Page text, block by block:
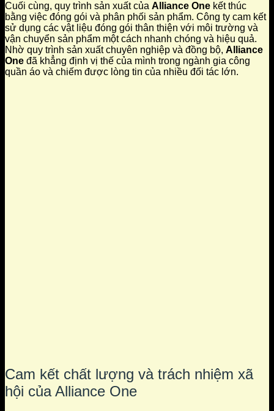
Cuối cùng, quy trình sản xuất của Alliance One kết thúc
bằng việc đóng gói và phân phối sản phẩm. Công ty cam kết
sử dụng các vật liệu đóng gói thân thiện với môi trường và
vận chuyển sản phẩm một cách nhanh chóng và hiệu quả.
Nhờ quy trình sản xuất chuyên nghiệp và đồng bộ, Alliance
One đã khẳng định vị thế của mình trong ngành gia công
quần áo và chiếm được lòng tin của nhiều đối tác lớn.
Cam kết chất lượng và trách nhiệm xã
hội của Alliance One